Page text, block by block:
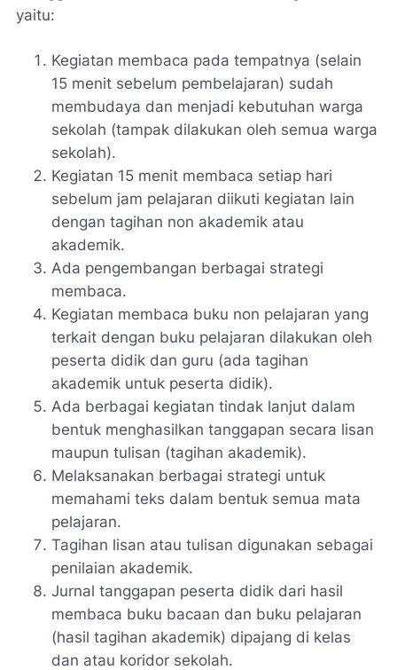
yaitu:
Kegiatan membaca pada tempatnya (selain
15 menit sebelum pembelajaran) sudah
membudaya dan menjadi kebutuhan warga
sekolah (tampak dilakukan oleh semua warga
sekolah).
Kegiatan 15 menit membaca setiap hari
sebelum jam pelajaran diikuti kegiatan lain
dengan tagihan non akademik atau
akademik.
Ada pengembangan berbagai strategi
membaca.
Kegiatan membaca buku non pelajaran yang
terkait dengan buku pelajaran dilakukan oleh
peserta didik dan guru (ada tagihan
akademik untuk peserta didik).
Ada berbagai kegiatan tindak lanjut dalam
bentuk menghasilkan tanggapan secara lisan
maupun tulisan (tagihan akademik).
Melaksanakan berbagai strategi untuk
memahami teks dalam bentuk semua mata
pelajaran.
Tagihan lisan atau tulisan digunakan sebagai
penilaian akademik.
Jurnal tanggapan peserta didik dari hasil
membaca buku bacaan dan buku pelajaran
(hasil tagihan akademik) dipajang di kelas
dan atau koridor sekolah.